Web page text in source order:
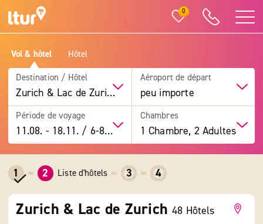
0
Vol & hôtel Hôtel
Destination / Hôtel
Zurich & Lac de Zurich
Aéroport de départ
peu importe
Période de voyage
11.08. -18.11. / 6-8 jours
Chambres
1 Chambre, 2 Adultes
1 2 Liste d'hôtels 3 4
Zurich & Lac de Zurich 48 Hôtels